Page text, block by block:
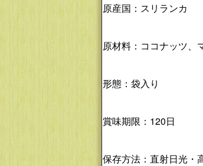
原産国：スリランカ
原材料：ココナッツ
形態：袋入り
賞味期限：120日
保存方法：直射日光・